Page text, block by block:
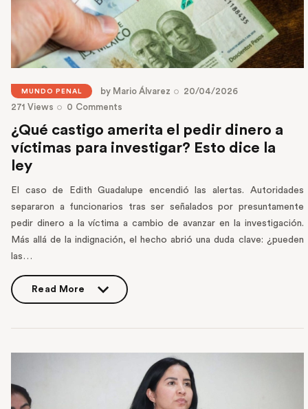
MUNDO PENAL by Mario Álvarez
20/04/2026
271 Views 0 Comments
¿Qué castigo amerita el pedir dinero a
víctimas para investigar? Esto dice la
ley
El caso de Edith Guadalupe encendió las alertas. Autoridades
separaron a funcionarios tras ser señalados por presuntamente
pedir dinero a la víctima a cambio de avanzar en la investigación.
Más allá de la indignación, el hecho abrió una duda clave: ¿pueden
las…
Read More